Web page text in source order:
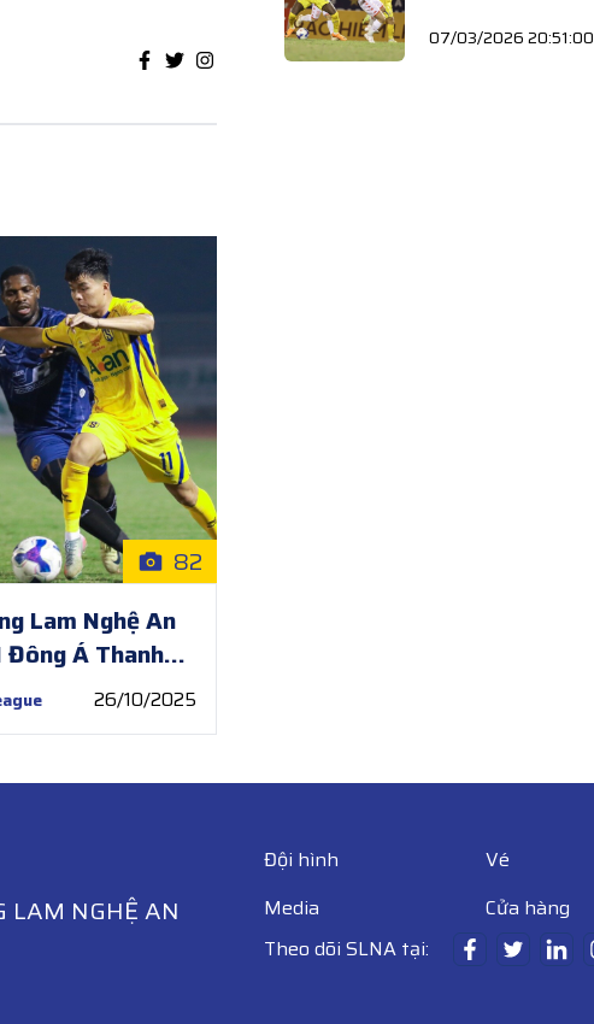
82
Lam Nghệ An
Đông Á Thanh
| Vòng 8
2025/26
26/10/2025
07/03/2026 20:51:00
LAM NGHỆ AN
Đội hình
Vé
Media
Cửa hàng
Theo dõi SLNA tại: